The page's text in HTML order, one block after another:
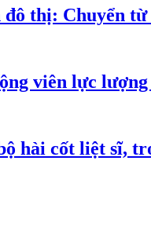
thị: Chuyển
viên lực
hài cốt liệt sĩ,